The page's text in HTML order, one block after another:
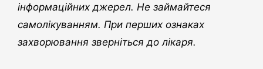
інформаційних джерел. Не займайтеся
самолікуванням. При перших ознаках
захворювання зверніться до лікаря.